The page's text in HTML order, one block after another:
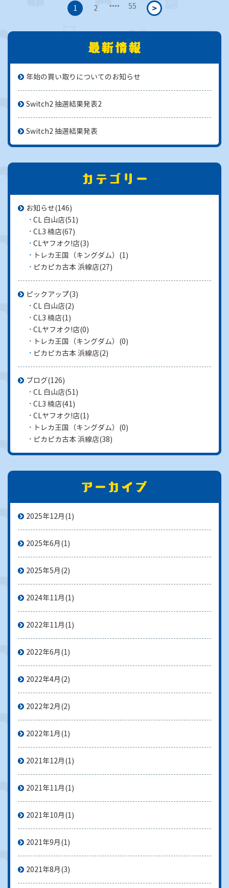
1 2 ・・・・ 55 >
年始の買い取りについてのお知らせ
Switch2 抽選結果発表2
Switch2 抽選結果発表
お知らせ(146)
CL 白山店(51)
CL3 楠店(67)
CLヤフオク!店(3)
トレカ王国（キングダム） (1)
ピカピカ古本 浜線店(27)
ピックアップ(3)
CL 白山店(2)
CL3 楠店(1)
CLヤフオク!店(0)
トレカ王国（キングダム） (0)
ピカピカ古本 浜線店(2)
ブログ(126)
CL 白山店(51)
CL3 楠店(41)
CLヤフオク!店(1)
トレカ王国（キングダム） (0)
ピカピカ古本 浜線店(38)
2025年12月 (1)
2025年6月 (1)
2025年5月 (2)
2024年11月 (1)
2022年11月 (1)
2022年6月 (1)
2022年4月 (2)
2022年2月 (2)
2022年1月 (1)
2021年12月 (1)
2021年11月 (1)
2021年10月 (1)
2021年9月 (1)
2021年8月 (3)